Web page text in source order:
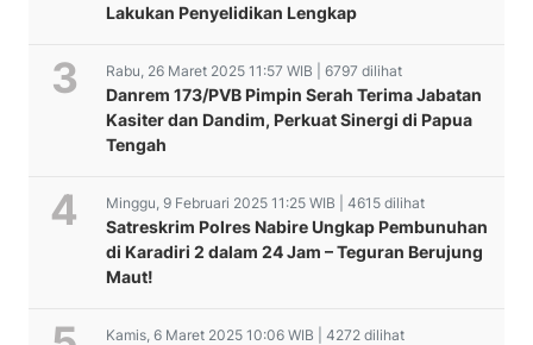
Lakukan Penyelidikan Lengkap
Rabu, 26 Maret 2025 11:57 WIB | 6797 dilihat
Danrem 173/PVB Pimpin Serah Terima Jabatan
Kasiter dan Dandim, Perkuat Sinergi di Papua
Tengah
Minggu, 9 Februari 2025 11:25 WIB | 4615 dilihat
Satreskrim Polres Nabire Ungkap Pembunuhan
di Karadiri 2 dalam 24 Jam – Teguran Berujung
Maut!
Kamis, 6 Maret 2025 10:06 WIB | 4272 dilihat